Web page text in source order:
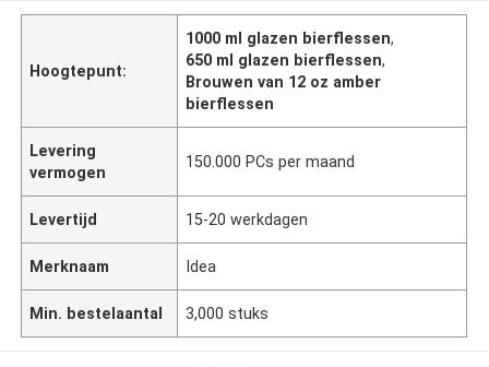
Hoogtepunt:
1000 ml glazen bierflessen,
650 ml glazen bierflessen,
Brouwen van 12 oz amber
bierflessen
Levering
vermogen
150.000 PCs per maand
Levertijd 15-20 werkdagen
Merknaam Idea
Min. bestelaantal 3,000 stuks